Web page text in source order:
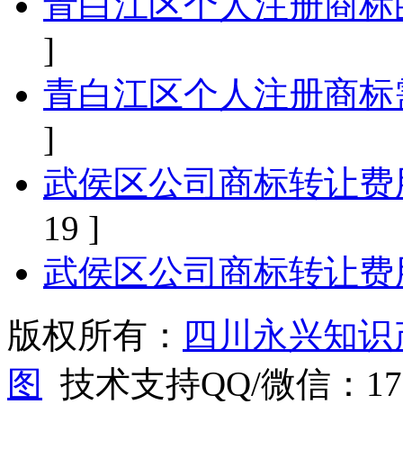
]
青白江区个人注册商
]
武侯区公司商标转让
19 ]
武侯区公司商标转让
版权所有： 四川永兴知
图
技术支持QQ/微信：